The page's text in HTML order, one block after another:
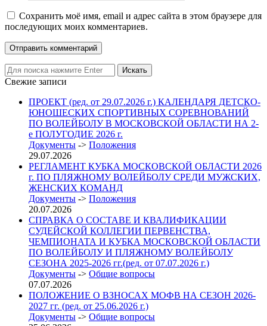
Сохранить моё имя, email и адрес сайта в этом браузере для
последующих моих комментариев.
Свежие записи
ПРОЕКТ (ред. от 29.07.2026 г.) КАЛЕНДАРЯ ДЕТСКО-
ЮНОШЕСКИХ СПОРТИВНЫХ СОРЕВНОВАНИЙ
ПО ВОЛЕЙБОЛУ В МОСКОВСКОЙ ОБЛАСТИ НА 2-
е ПОЛУГОДИЕ 2026 г.
Документы -> Положения
29.07.2026
РЕГЛАМЕНТ КУБКА МОСКОВСКОЙ ОБЛАСТИ 2026
г. ПО ПЛЯЖНОМУ ВОЛЕЙБОЛУ СРЕДИ МУЖСКИХ,
ЖЕНСКИХ КОМАНД
Документы -> Положения
20.07.2026
СПРАВКА О СОСТАВЕ И КВАЛИФИКАЦИИ
СУДЕЙСКОЙ КОЛЛЕГИИ ПЕРВЕНСТВА,
ЧЕМПИОНАТА И КУБКА МОСКОВСКОЙ ОБЛАСТИ
ПО ВОЛЕЙБОЛУ И ПЛЯЖНОМУ ВОЛЕЙБОЛУ
СЕЗОНА 2025-2026 гг.(ред. от 07.07.2026 г.)
Документы -> Общие вопросы
07.07.2026
ПОЛОЖЕНИЕ О ВЗНОСАХ МОФВ НА СЕЗОН 2026-
2027 гг. (ред. от 25.06.2026 г.)
Документы -> Общие вопросы